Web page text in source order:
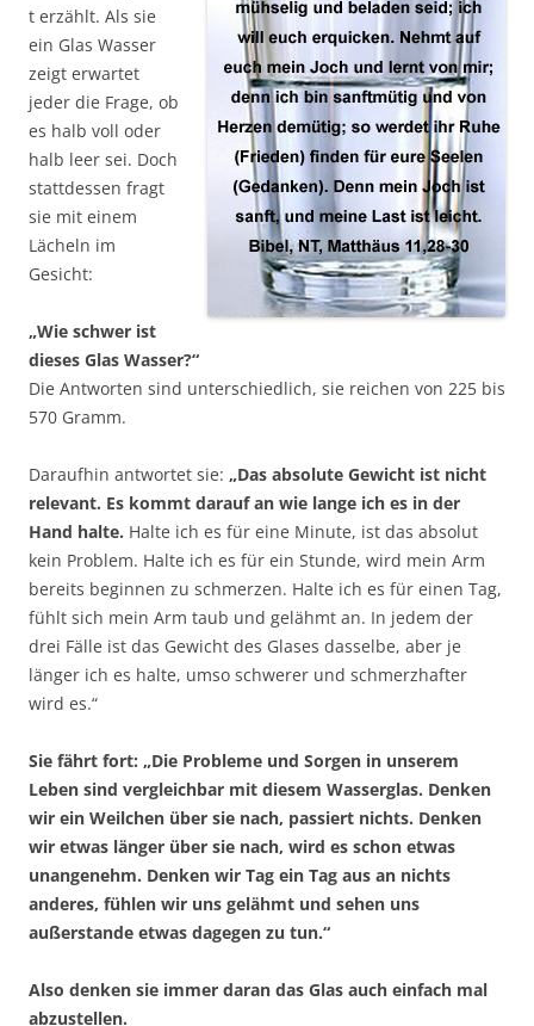
t erzählt. Als sie
ein Glas Wasser
zeigt erwartet
jeder die Frage, ob
es halb voll oder
halb leer sei. Doch
stattdessen fragt
sie mit einem
Lächeln im
Gesicht:
„Wie schwer ist
dieses Glas Wasser?“
Die Antworten sind unterschiedlich, sie reichen von 225 bis
570 Gramm.
Daraufhin antwortet sie: „Das absolute Gewicht ist nicht
relevant. Es kommt darauf an wie lange ich es in der
Hand halte. Halte ich es für eine Minute, ist das absolut
kein Problem. Halte ich es für ein Stunde, wird mein Arm
bereits beginnen zu schmerzen. Halte ich es für einen Tag,
fühlt sich mein Arm taub und gelähmt an. In jedem der
drei Fälle ist das Gewicht des Glases dasselbe, aber je
länger ich es halte, umso schwerer und schmerzhafter
wird es.“
Sie fährt fort: „Die Probleme und Sorgen in unserem
Leben sind vergleichbar mit diesem Wasserglas. Denken
wir ein Weilchen über sie nach, passiert nichts. Denken
wir etwas länger über sie nach, wird es schon etwas
unangenehm. Denken wir Tag ein Tag aus an nichts
anderes, fühlen wir uns gelähmt und sehen uns
außerstande etwas dagegen zu tun.“
Also denken sie immer daran das Glas auch einfach mal
abzustellen.